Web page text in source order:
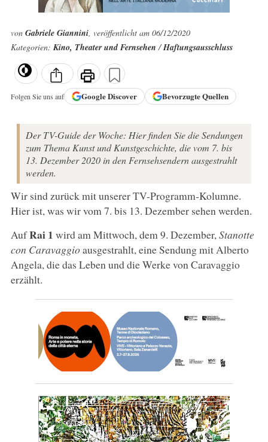
von Gabriele Giannini, veröffentlicht am 06/12/2020
Kategorien:Kino, Theater und Fernsehen/Haftungsausschluss
Folgen Sie uns auf GoogleDiscover Bevorzugte Quellen
Der TV-Guide der Woche: Hier finden Sie die Sendungen
zum Thema Kunst und Kunstgeschichte, die vom 7. bis
13. Dezember 2020 in den Fernsehsendern ausgestrahlt
werden.
Wir sind zurück mit unserer TV-Programm-Kolumne.
Hier ist, was wir vom 7. bis 13. Dezember sehen werden.
AufRai 1 wird am Mittwoch, dem 9. Dezember, Stanotte
con Caravaggioausgestrahlt, eine Sendung mit Alberto
Angela, die das Leben und die Werke von Caravaggio
erzählt.